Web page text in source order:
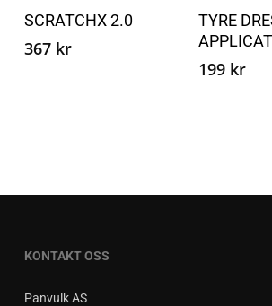
har
flere
varianter.
produktsiden
SCRATCHX 2.0
367 kr
TYRE
199 kr
KONTAKT OSS
Panvulk AS